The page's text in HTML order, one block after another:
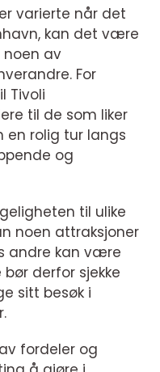
varierte når det
kan det være
av
For
Tivoli
til de som liker
en rolig tur langs
og
til ulike
noen attraksjoner
andre kan være
derfor sjekke
sitt besøk i
fordeler og